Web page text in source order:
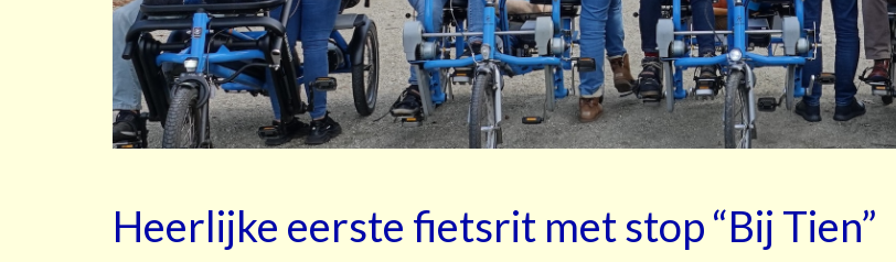
Heerlijke eerste fietsrit met stop “Bij Tien”